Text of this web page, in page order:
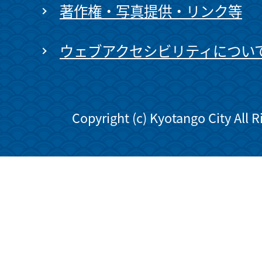
著作権・写真提供・リンク等
ウェブアクセシビリティについ
Copyright (c) Kyotango City All